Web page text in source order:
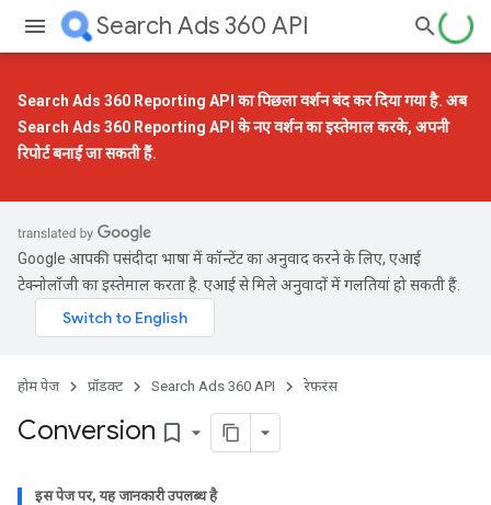
Search Ads 360 API
Search Ads 360 Reporting API का पिछला वर्शन बंद कर दिया गया है. अब
Search Ads 360 Reporting API के नए वर्शनका इस्तेमाल करके, अपनी
रिपोर्ट बनाई जा सकती हैं.
Google आपकी पसंदीदा भाषा में कॉन्टेंट का अनुवाद करने के लिए, एआई
टेक्नोलॉजी का इस्तेमाल करता है. एआई से मिले अनुवादों में गलतियां हो सकती हैं.
होम पेज प्रॉडक्ट Search Ads 360 API रेफ़रंस
Conversion bookmark_border
इस पेज पर, यह जानकारी उपलब्ध है